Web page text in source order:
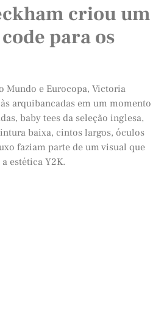
criou um
para os
Mundo e Eurocopa, Victoria
arquibancadas em um momento
baby tees da seleção inglesa,
baixa, cintos largos, óculos
faziam parte de um visual que
estética Y2K.